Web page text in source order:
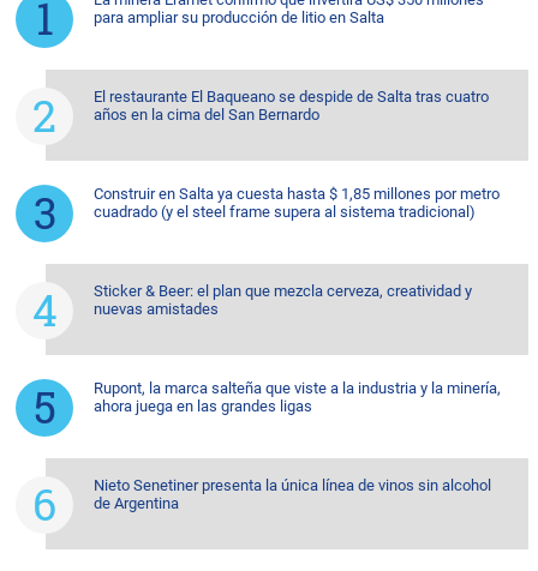
para ampliar su producción de litio en Salta
El restaurante El Baqueano se despide de Salta tras cuatro
años en la cima del San Bernardo
Construir en Salta ya cuesta hasta $ 1,85 millones por metro
cuadrado (y el steel frame supera al sistema tradicional)
Sticker & Beer: el plan que mezcla cerveza, creatividad y
nuevas amistades
Rupont, la marca salteña que viste a la industria y la minería,
ahora juega en las grandes ligas
Nieto Senetiner presenta la única línea de vinos sin alcohol
de Argentina